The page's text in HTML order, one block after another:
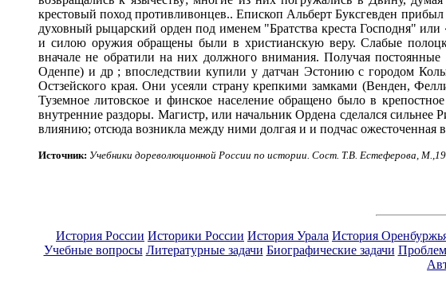
крестовый поход противливонцев.. Епископ Альберт Буксгевден
духовный рыцарский орден под именем "Братства креста Господня"
и силою оружия обращены были в христианскую веру. Слабые
вначале не обратили на них должного внимания. Получая
Оденпе) и др ; впоследствии купили у датчан Эстонию с городом
Остзейского края. Они усеяли страну крепкими замками (Венден,
Туземное литовское и финское население обращено было в
внутренние раздоры. Магистр, или начальник Ордена сделался сильнее
влиянию; отсюда возникла между ними долгая и и подчас ожесточенная
Источник: Учебники дореволюционной России по истории. Сост. Т.В. Естеферова,
История России Историки России История Урала История
Учебные вопросы Литературные задачи Биографические задачи